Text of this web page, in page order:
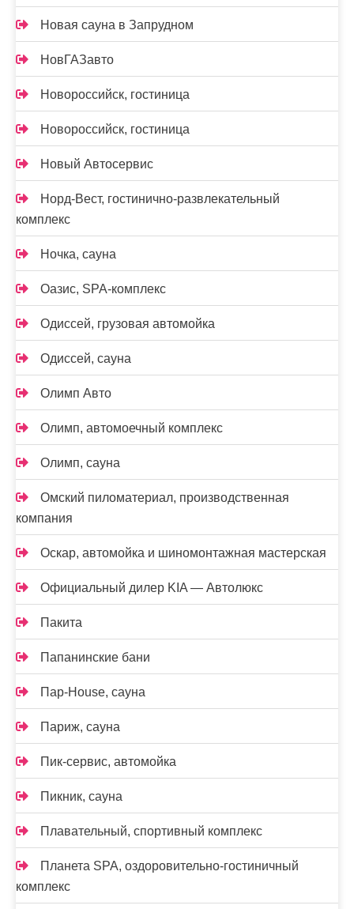
Новая сауна в Запрудном
НовГАЗавто
Новороссийск, гостиница
Новороссийск, гостиница
Новый Автосервис
Норд-Вест, гостинично-развлекательный
комплекс
Ночка, сауна
Оазис, SPA-комплекс
Одиссей, грузовая автомойка
Одиссей, сауна
Олимп Авто
Олимп, автомоечный комплекс
Олимп, сауна
Омский пиломатериал, производственная
компания
Оскар, автомойка и шиномонтажная мастерская
Официальный дилер KIA — Автолюкс
Пакита
Папанинские бани
Пар-House, сауна
Париж, сауна
Пик-сервис, автомойка
Пикник, сауна
Плавательный, спортивный комплекс
Планета SPA, оздоровительно-гостиничный
комплекс